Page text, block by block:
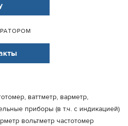
ваттметр, варметр,
приборы (в т.ч. с индикацией)
вольтметр частотомер